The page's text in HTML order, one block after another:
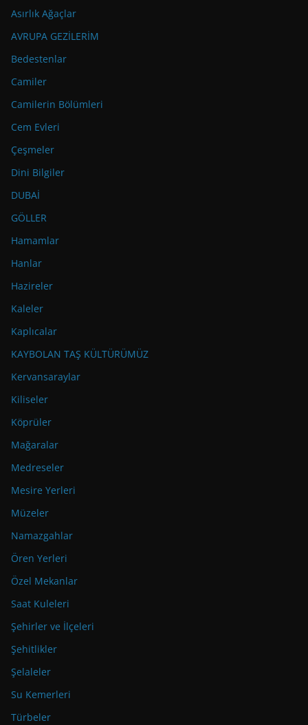
Asırlık Ağaçlar
AVRUPA GEZİLERİM
Bedestenlar
Camiler
Camilerin Bölümleri
Cem Evleri
Çeşmeler
Dini Bilgiler
DUBAİ
GÖLLER
Hamamlar
Hanlar
Hazireler
Kaleler
Kaplıcalar
KAYBOLAN TAŞ KÜLTÜRÜMÜZ
Kervansaraylar
Kiliseler
Köprüler
Mağaralar
Medreseler
Mesire Yerleri
Müzeler
Namazgahlar
Ören Yerleri
Özel Mekanlar
Saat Kuleleri
Şehirler ve İlçeleri
Şehitlikler
Şelaleler
Su Kemerleri
Türbeler